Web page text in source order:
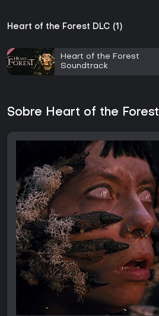
Heart of the Forest DLC (1)
Heart of the Forest
Soundtrack
Sobre Heart of the Forest